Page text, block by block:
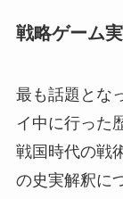
戦略ゲーム
最も話題とな
イ中に行った
戦国時代の戦
の史実解釈に